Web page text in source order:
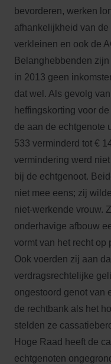
bevorderen, werken
afhankelijkheid van
verkleinen en ook de
Belanghebbenden
in 2013 geen
dat wel. Als gevolg
heffingskorting voor
de aan de echtgenote
533 verminderd tot €
vermindering werd
bij de echtgenoot.
niet mee eens; zij
niet-werkende vrouw.
onderhavige afbouw
vormt van het recht op
Ook voerden zij aan
verdragsrechtelijke
ongestoord genot van
de rechtbank als het
stelden ze
Hoge Raad heeft de
echtgenoten